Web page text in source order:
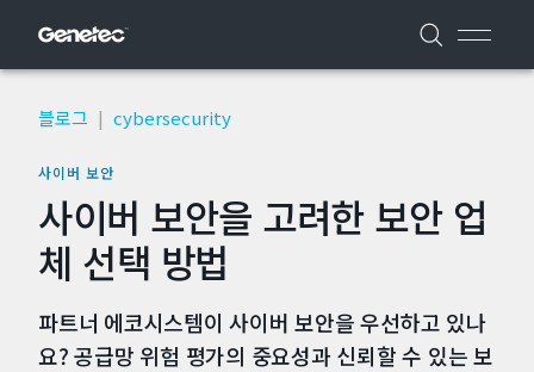
블로그 | cybersecurity
사이버 보안
사이버 보안을 고려한 보안 업
체 선택 방법
파트너 에코시스템이 사이버 보안을 우선하고 있나
요? 공급망 위험 평가의 중요성과 신뢰할 수 있는 보